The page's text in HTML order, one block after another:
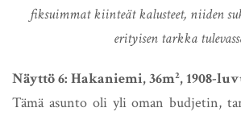
fiksuimmat kiinteät kalusteet, niiden
erityisen tarkka
Näyttö 6: Hakaniemi, 36m², 1908-
Tämä asunto oli yli oman budjetin,